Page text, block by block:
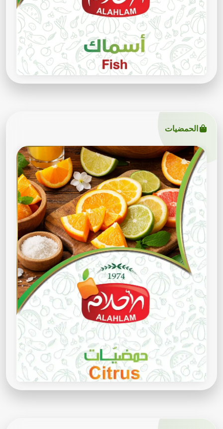
الحمضيات